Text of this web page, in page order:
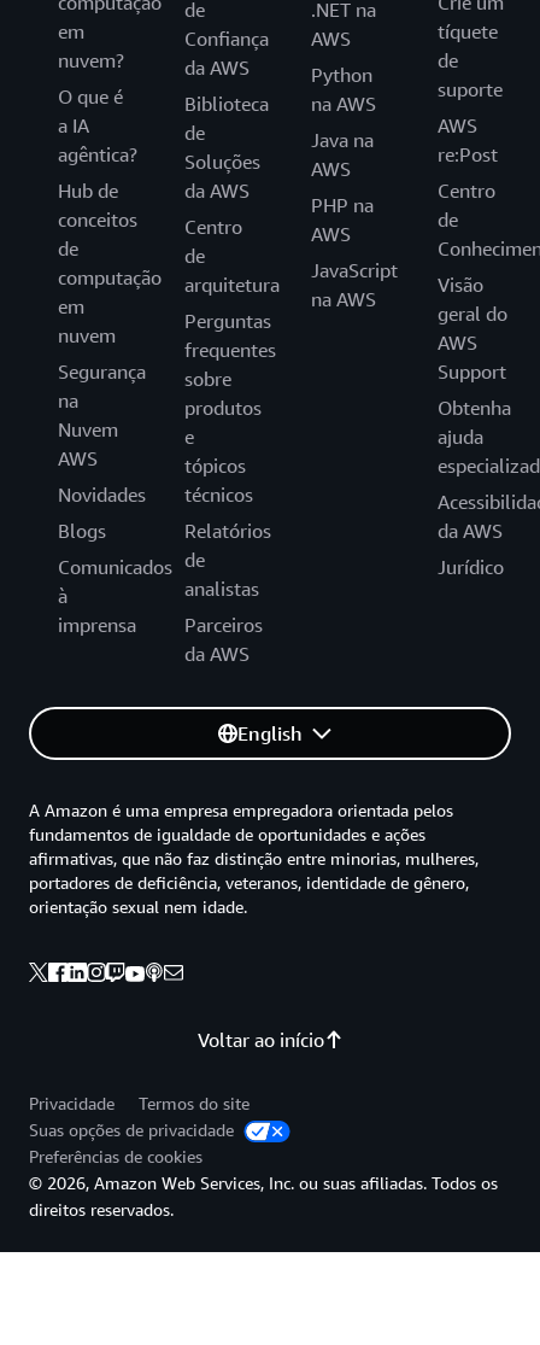
em
nuvem?
O que é
a IA
agêntica?
Hub de
conceitos
de
computação
em
nuvem
Segurança
na
Nuvem
AWS
Novidades
Blogs
Comunicados
à
imprensa
de
Confiança
da AWS
Biblioteca
de
Soluções
da AWS
Centro
de
arquitetura
Perguntas
frequentes
sobre
produtos
e
tópicos
técnicos
Relatórios
de
analistas
Parceiros
da AWS
.NET na
AWS
Python
na AWS
Java na
AWS
PHP na
AWS
JavaScript
na AWS
tíquete
de
suporte
AWS
re:Post
Centro
de
Visão
geral do
AWS
Support
Obtenha
ajuda
da AWS
Jurídico
English
Voltar ao início
A Amazon é uma empresa empregadora orientada pelos
fundamentos de igualdade de oportunidades e ações
afirmativas, que não faz distinção entre minorias, mulheres,
portadores de deficiência, veteranos, identidade de gênero,
orientação sexual nem idade.
Privacidade
Termos do site
Suas opções de privacidade
Preferências de cookies
© 2026, Amazon Web Services, Inc. ou suas afiliadas. Todos os
direitos reservados.